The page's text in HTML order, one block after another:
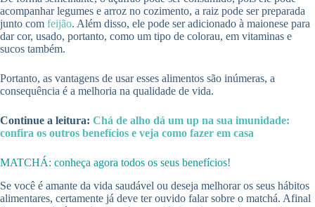
acompanhar legumes e arroz no cozimento, a raiz pode ser preparada
junto com feijão. Além disso, ele pode ser adicionado à maionese para
dar cor, usado, portanto, como um tipo de colorau, em vitaminas e
sucos também.
Portanto, as vantagens de usar esses alimentos são inúmeras, a
consequência é a melhoria na qualidade de vida.
Continue a leitura: Chá de alho dá um up na sua imunidade:
confira os outros benefícios e veja como fazer em casa
MATCHÁ: conheça agora todos os seus benefícios!
Se você é amante da vida saudável ou deseja melhorar os seus hábitos
alimentares, certamente já deve ter ouvido falar sobre o matchá. Afinal